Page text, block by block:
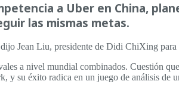
a Uber en China,
las mismas metas.
Jean Liu, presidente de Didi ChiXing
a nivel mundial combinados. Cuestión
su éxito radica en un juego de análisis de